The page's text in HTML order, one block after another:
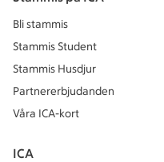
Bli stammis
Stammis Student
Stammis Husdjur
Partnererbjudanden
Våra ICA-kort
ICA